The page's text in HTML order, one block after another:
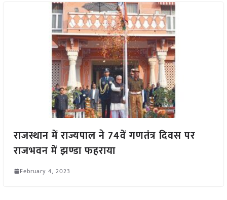
राजस्थान में राज्यपाल ने 74वें गणतंत्र दिवस पर
राजभवन में झण्डा फहराया
February 4, 2023